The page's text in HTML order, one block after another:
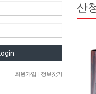
산
Login
회원가입 정보찾기